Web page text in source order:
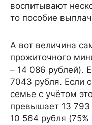
воспитывают
то пособие
А вот величина
прожиточного
– 14 086 рублей).
7043 рубля. Если
семье с учётом
превышает 13 793
10 564 рубля